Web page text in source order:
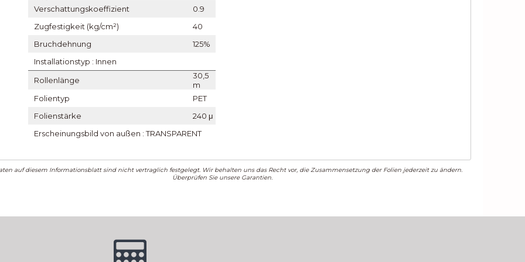
Verschattungskoeffizient
0.9
Zugfestigkeit (kg/cm²)
40
Bruchdehnung
125%
Installationstyp : Innen
Rollenlänge
30,5
m
Folientyp
PET
Folienstärke
240 μ
Erscheinungsbild von außen : TRANSPARENT
auf diesem Informationsblatt sind nicht vertraglich festgelegt. Wir behalten uns das Recht vor, die Zusammensetzung der Folien jederzeit zu ändern.
Überprüfen Sie unsere Garantien.